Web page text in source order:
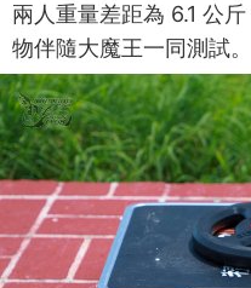
兩人重量差距為 6.1 公
物伴隨大魔王一同測試。